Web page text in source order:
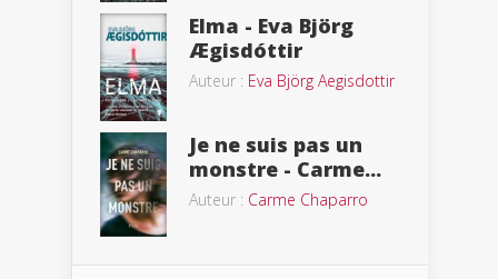
Elma - Eva Björg
Ægisdóttir
Auteur : Eva Björg Aegisdottir
Je ne suis pas un
monstre - Carme...
Auteur : Carme Chaparro